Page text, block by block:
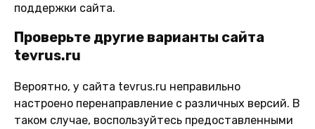
поддержки сайта.
Проверьте другие варианты сайта
tevrus.ru
Вероятно, у сайта tevrus.ru неправильно
настроено перенаправление с различных версий. В
таком случае, воспользуйтесь предоставленными